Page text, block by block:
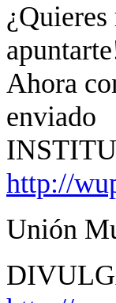
Ahora
enviado
http://
Unión